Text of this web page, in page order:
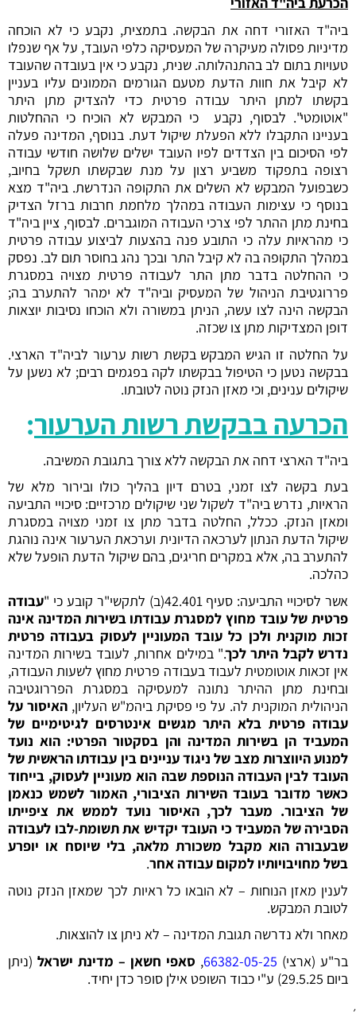
ביה"ד האזורי דחה את הבקשה. בתמצית, נקבע כי לא הוכחה
מדיניות פסולה מעיקרה של המעסיקה כלפי העובד, על אף שנפלו
טעויות בתום לב בהתנהלותה. שנית, נקבע כי אין בעובדה שהעובד
לא קיבל את חוות הדעת מטעם הגורמים הממונים עליו בעניין
בקשתו למתן היתר עבודה פרטית כדי להצדיק מתן היתר
"אוטומטי". לבסוף, נקבע כי המבקש לא הוכיח כי ההחלטות
בעניינו התקבלו ללא הפעלת שיקול דעת. בנוסף, המדינה פעלה
לפי הסיכום בין הצדדים לפיו העובד ישלים שלושה חודשי עבודה
רצופה בתפקוד משביע רצון על מנת שבקשתו תשקל בחיוב,
כשבפועל המבקש לא השלים את התקופה הנדרשת. ביה"ד מצא
בנוסף כי עצימות העבודה במהלך מלחמת חרבות ברזל הצדיק
בחינת מתן ההתר לפי צרכי העבודה המוגברים. לבסוף, ציין ביה"ד
כי מהראיות עלה כי התובע פנה בהצעות לביצוע עבודה פרטית
במהלך התקופה בה לא קיבל התר ובכך נהג בחוסר תום לב. נפסק
כי ההחלטה בדבר מתן התר לעבודה פרטית מצויה במסגרת
פררוגטיבת הניהול של המעסיק וביה"ד לא ימהר להתערב בה;
הבקשה הינה לצו עשה, הניתן במשורה ולא הוכחו נסיבות יוצאות
דופן המצדיקות מתן צו שכזה.
על החלטה זו הגיש המבקש בקשת רשות ערעור לביה"ד הארצי.
בבקשה נטען כי הטיפול בבקשתו לקה בפגמים רבים; לא נשען על
שיקולים ענינים, וכי מאזן הנזק נוטה לטובתו.
הכרעה בבקשת רשות הערעור:
ביה"ד הארצי דחה את הבקשה ללא צורך בתגובת המשיבה.
בעת בקשה לצו זמני, בטרם דיון בהליך כולו ובירור מלא של
הראיות, נדרש ביה"ד לשקול שני שיקולים מרכזיים: סיכויי התביעה
ומאזן הנזק. ככלל, החלטה בדבר מתן צו זמני מצויה במסגרת
שיקול הדעת הנתון לערכאה הדיונית וערכאת הערעור אינה נוהגת
להתערב בה, אלא במקרים חריגים, בהם שיקול הדעת הופעל שלא
כהלכה.
אשר לסיכויי התביעה: סעיף 42.401(ב) לתקשי"ר קובע כי "
עבודה
פרטית של עובד מחוץ למסגרת עבודתו בשירות המדינה אינה
זכות מוקנית ולכן כל עובד המעוניין לעסוק בעבודה פרטית
נדרש לקבל היתר לכך." במילים אחרות, לעובד בשירות המדינה
אין זכאות אוטומטית לעבוד בעבודה פרטית מחוץ לשעות העבודה,
ובחינת מתן ההיתר נתונה למעסיקה במסגרת הפררוגטיבה
הניהולית המוקנית לה. על פי פסיקת ביהמ"ש העליון,האיסור על
עבודה פרטית בלא היתר מגשים אינטרסים לגיטימיים של
המעביד הן בשירות המדינה והן בסקטור הפרטי: הוא נועד
למנוע היווצרות מצב של ניגוד עניינים בין עבודתו הראשית של
העובד לבין העבודה הנוספת שבה הוא מעוניין לעסוק, בייחוד
כאשר מדובר בעובד השירות הציבורי, האמור לשמש כנאמן
של הציבור. מעבר לכך, האיסור נועד לממש את ציפייתו
הסבירה של המעביד כי העובד יקדיש את תשומת-לבו לעבודה
שבעבורה הוא מקבל משכורת מלאה, בלי שיוסח או יופרע
בשל מחויבויותיו למקום עבודה אחר.
לענין מאזן הנוחות – לא הובאו כל ראיות לכך שמאזן הנזק נוטה
לטובת המבקש.
מאחר ולא נדרשה תגובת המדינה – לא ניתן צו להוצאות.
בר"ע (ארצי) 66382-05-25
, סאפי חשאן – מדינת ישראל (ניתן
ביום 29.5.25) ע"י כבוד השופט אילן סופר כדן יחיד.
׳